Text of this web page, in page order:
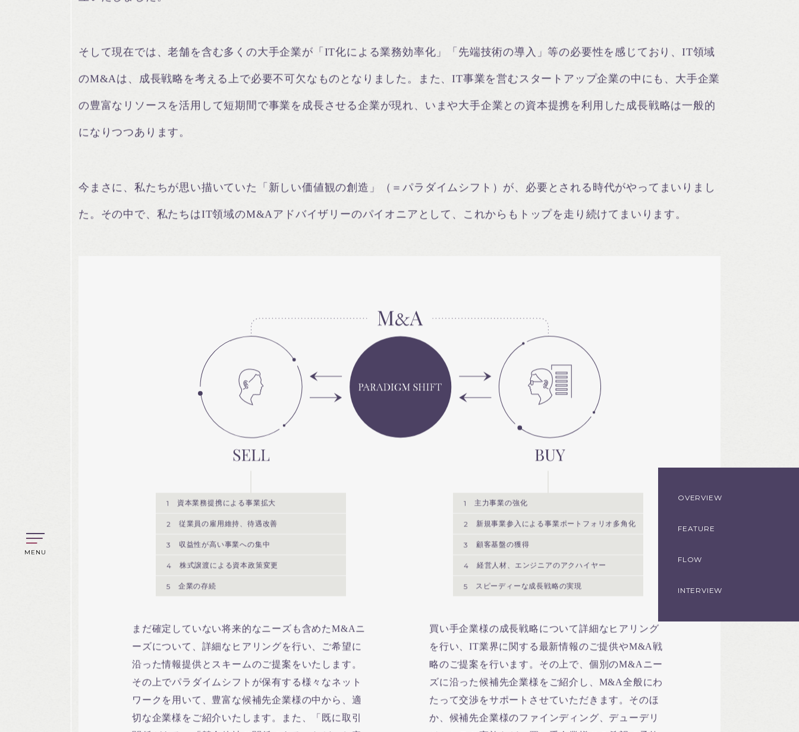
OVERVIEW
FEATURE
FLOW
INTERVIEW
そして現在では、老舗を含む多くの大手企業が「IT化による業務効率化」「先端技術の導入」等の必要性を感じており、IT領域
のM&Aは、成長戦略を考える上で必要不可欠なものとなりました。また、IT事業を営むスタートアップ企業の中にも、大手企業
の豊富なリソースを活用して短期間で事業を成長させる企業が現れ、いまや大手企業との資本提携を利用した成長戦略は一般的
になりつつあります。
今まさに、私たちが思い描いていた「新しい価値観の創造」（＝パラダイムシフト）が、必要とされる時代がやってまいりまし
た。その中で、私たちはIT領域のM&Aアドバイザリーのパイオニアとして、これからもトップを走り続けてまいります。
1 資本業務提携による事業拡大
2 従業員の雇用維持、待遇改善
3 収益性が高い事業への集中
4 株式譲渡による資本政策変更
5 企業の存続
まだ確定していない将来的なニーズも含めたM&Aニ
ーズについて、詳細なヒアリングを行い、ご希望に
沿った情報提供とスキームのご提案をいたします。
その上でパラダイムシフトが保有する様々なネット
ワークを用いて、豊富な候補先企業様の中から、適
切な企業様をご紹介いたします。また、「既に取引
1 主力事業の強化
2 新規事業参入による事業ポートフォリオ多角化
3 顧客基盤の獲得
4 経営人材、エンジニアのアクハイヤー
5 スピーディーな成長戦略の実現
買い手企業様の成長戦略について詳細なヒアリング
を行い、IT業界に関する最新情報のご提供やM&A戦
略のご提案を行います。その上で、個別のM&Aニー
ズに沿った候補先企業様をご紹介し、M&A全般にわ
たって交渉をサポートさせていただきます。そのほ
か、候補先企業様のファインディング、デューデリ
MENU